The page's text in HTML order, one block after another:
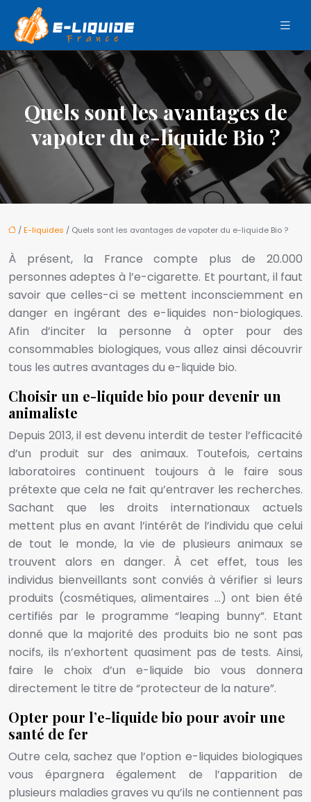
Quels sont les avantages de
vapoter du e-liquide Bio ?
/E-liquides / Quels sont les avantages de vapoter du e-liquide Bio ?
À présent, la France compte plus de 20.000
personnes adeptes à l’e-cigarette. Et pourtant, il faut
savoir que celles-ci se mettent inconsciemment en
danger en ingérant des e-liquides non-biologiques.
Afin d’inciter la personne à opter pour des
consommables biologiques, vous allez ainsi découvrir
tous les autres avantages du e-liquide bio.
Choisir un e-liquide bio pour devenir un
animaliste
Depuis 2013, il est devenu interdit de tester l’efficacité
d’un produit sur des animaux. Toutefois, certains
laboratoires continuent toujours à le faire sous
prétexte que cela ne fait qu’entraver les recherches.
Sachant que les droits internationaux actuels
mettent plus en avant l’intérêt de l’individu que celui
de tout le monde, la vie de plusieurs animaux se
trouvent alors en danger. À cet effet, tous les
individus bienveillants sont conviés à vérifier si leurs
produits (cosmétiques, alimentaires …) ont bien été
certifiés par le programme “leaping bunny”. Etant
donné que la majorité des produits bio ne sont pas
nocifs, ils n’exhortent quasiment pas de tests. Ainsi,
faire le choix d’un e-liquide bio vous donnera
directement le titre de “protecteur de la nature”.
Opter pour l’e-liquide bio pour avoir une
santé de fer
Outre cela, sachez que l’option e-liquides biologiques
vous épargnera également de l’apparition de
plusieurs maladies graves vu qu’ils ne contiennent pas